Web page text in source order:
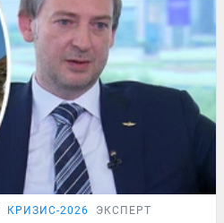
КРИЗИС-2026 ЭКСПЕРТ